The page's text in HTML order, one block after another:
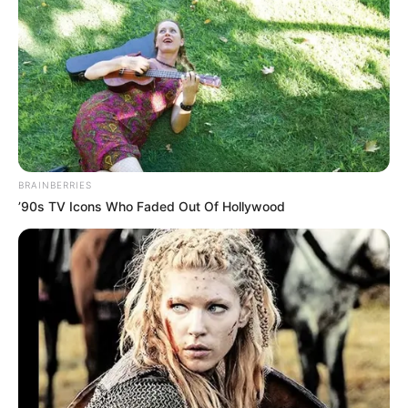
contrario a sus valores ha sido lugares en los que se han
presentado riñas en los últimos tiempos.Es así como al
inicio de este año, dos personas fueron grabadas
protagonizando una pelea en la estación Tricentenario del
Metro de Medellín. Las imágenes en su momento
evidenciaron a uno de los involucrados quitándose la
camisa y arremetiendo a golpes contra el otro, cerca de
los torniquetes.
COMPARTIR
ALERTA BOGOTÁ EN GOOGLE NEWS
TEMAS RELACIONADOS
TRAGENDIA HOSPITAL CRIMEN
ALERTA PAISA
NOTICIAS
BRAINBERRIES
’90s TV Icons Who Faded Out Of Hollywood